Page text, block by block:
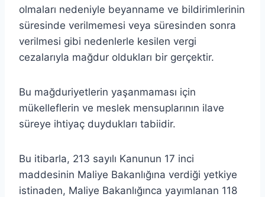
olmaları nedeniyle beyanname ve bildirimlerinin
süresinde verilmemesi veya süresinden sonra
verilmesi gibi nedenlerle kesilen vergi
cezalarıyla mağdur oldukları bir gerçektir.
Bu mağduriyetlerin yaşanmaması için
mükelleflerin ve meslek mensuplarının ilave
süreye ihtiyaç duydukları tabiidir.
Bu itibarla, 213 sayılı Kanunun 17 inci
maddesinin Maliye Bakanlığına verdiği yetkiye
istinaden, Maliye Bakanlığınca yayımlanan 118